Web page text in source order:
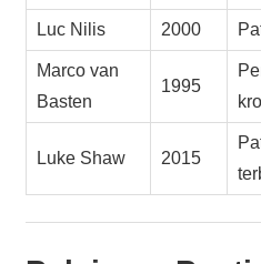
Luc Nilis 2000
Marco van
Basten
1995
Luke Shaw 2015